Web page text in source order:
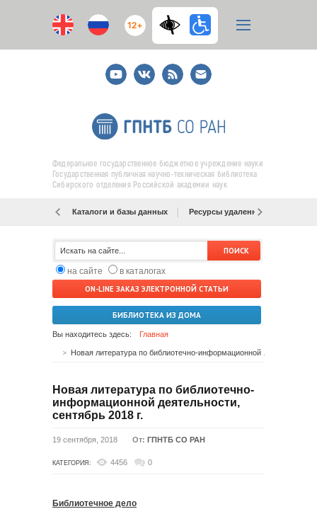
12+
YoutubeВКонтакте
RSS
E-
mail
подписка
Федеральное государственное бюджетное учреждение науки
Государственная публичная научно-техническая библиотека
Сибирского отделения Российской академии наук
Каталоги и базы данных Ресурсы удаленного доступа
на сайте
в каталогах
ON-LINE ЗАКАЗ ЭЛЕКТРОННОЙ СТАТЬИ
БИБЛИОТЕКА ИЗ ДОМА
Вы находитесь здесь: Главная
Новая литература по библиотечно-
информационной деятельности,
сентябрь 2018 г.
19 сентября, 2018 От: ГПНТБ СО РАН
КАТЕГОРИЯ: 4456 0
Библиотечное дело